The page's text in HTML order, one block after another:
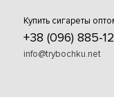
Купить сигареты
+38 (096) 885-
info@trybochku.net